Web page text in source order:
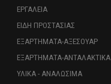
ΕΡΓΑΛΕΙΑ
ΕΙΔΗ ΠΡΟΣΤΑΣΙΑΣ
ΕΞΑΡΤΗΜΑΤΑ-ΑΞΕΣΟΥΑΡ
ΕΞΑΡΤΗΜΑΤΑ-ΑΝΤΑΛΑΚΤΙΚΑ
ΥΛΙΚΑ - ΑΝΑΛΩΣΙΜΑ